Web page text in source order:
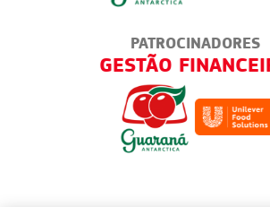
PATROCINADORES
AMBULANTES